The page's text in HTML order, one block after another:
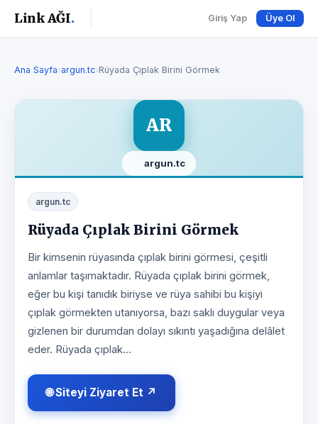
Link AĞI. Giriş Yap Üye Ol
Ana Sayfa›argun.tc›Rüyada Çıplak Birini Görmek
AR
argun.tc
argun.tc
Rüyada Çıplak Birini Görmek
Bir kimsenin rüyasında çıplak birini görmesi, çeşitli
anlamlar taşımaktadır. Rüyada çıplak birini görmek,
eğer bu kişi tanıdık biriyse ve rüya sahibi bu kişiyi
çıplak görmekten utanıyorsa, bazı saklı duygular veya
gizlenen bir durumdan dolayı sıkıntı yaşadığına delâlet
eder. Rüyada çıplak...
🌐 Siteyi Ziyaret Et ↗